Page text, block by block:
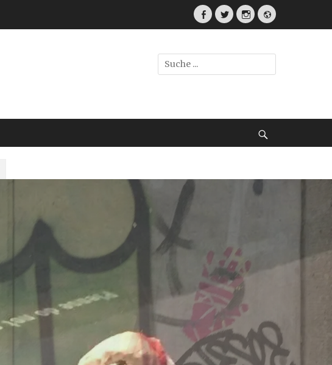
Facebook
TwitterInstagramWebseite
Suche
nach: